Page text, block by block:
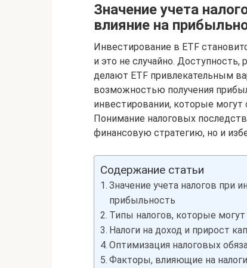
Значение учета
влияние на
Инвестирование в ETF
и это не случайно. Доступность,
делают ETF привлекательным
возможностью получения
инвестировании, которые
Понимание налоговых
финансовую стратегию, но и
Содержание статьи
Значение учета налогов при
прибыльность
Типы налогов, которые
Налоги на доход и прирост
Оптимизация налоговых
Факторы, влияющие на